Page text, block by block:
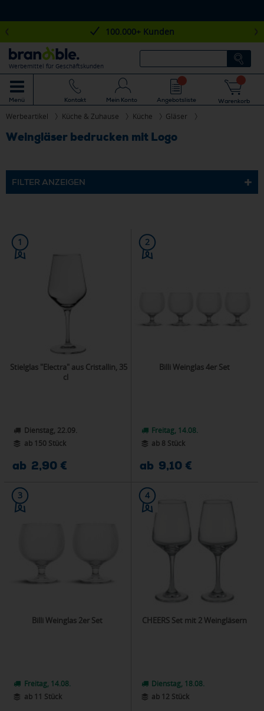
100.000+ Kunden
Werbemittel für Geschäftskunden
Menü Kontakt Mein Konto Angebotsliste Warenkorb
Werbeartikel Küche & Zuhause Küche Gläser
Weingläser bedrucken mit Logo
FILTER ANZEIGEN
1
Stielglas "Electra" aus Cristallin, 35
cl
Dienstag, 22.09.
ab 150 Stück
ab 2,90 €
2
Billi Weinglas 4er Set
Freitag, 14.08.
ab 8 Stück
ab 9,10 €
3
Billi Weinglas 2er Set
Freitag, 14.08.
ab 11 Stück
4
CHEERS Set mit 2 Weingläsern
Dienstag, 18.08.
ab 12 Stück